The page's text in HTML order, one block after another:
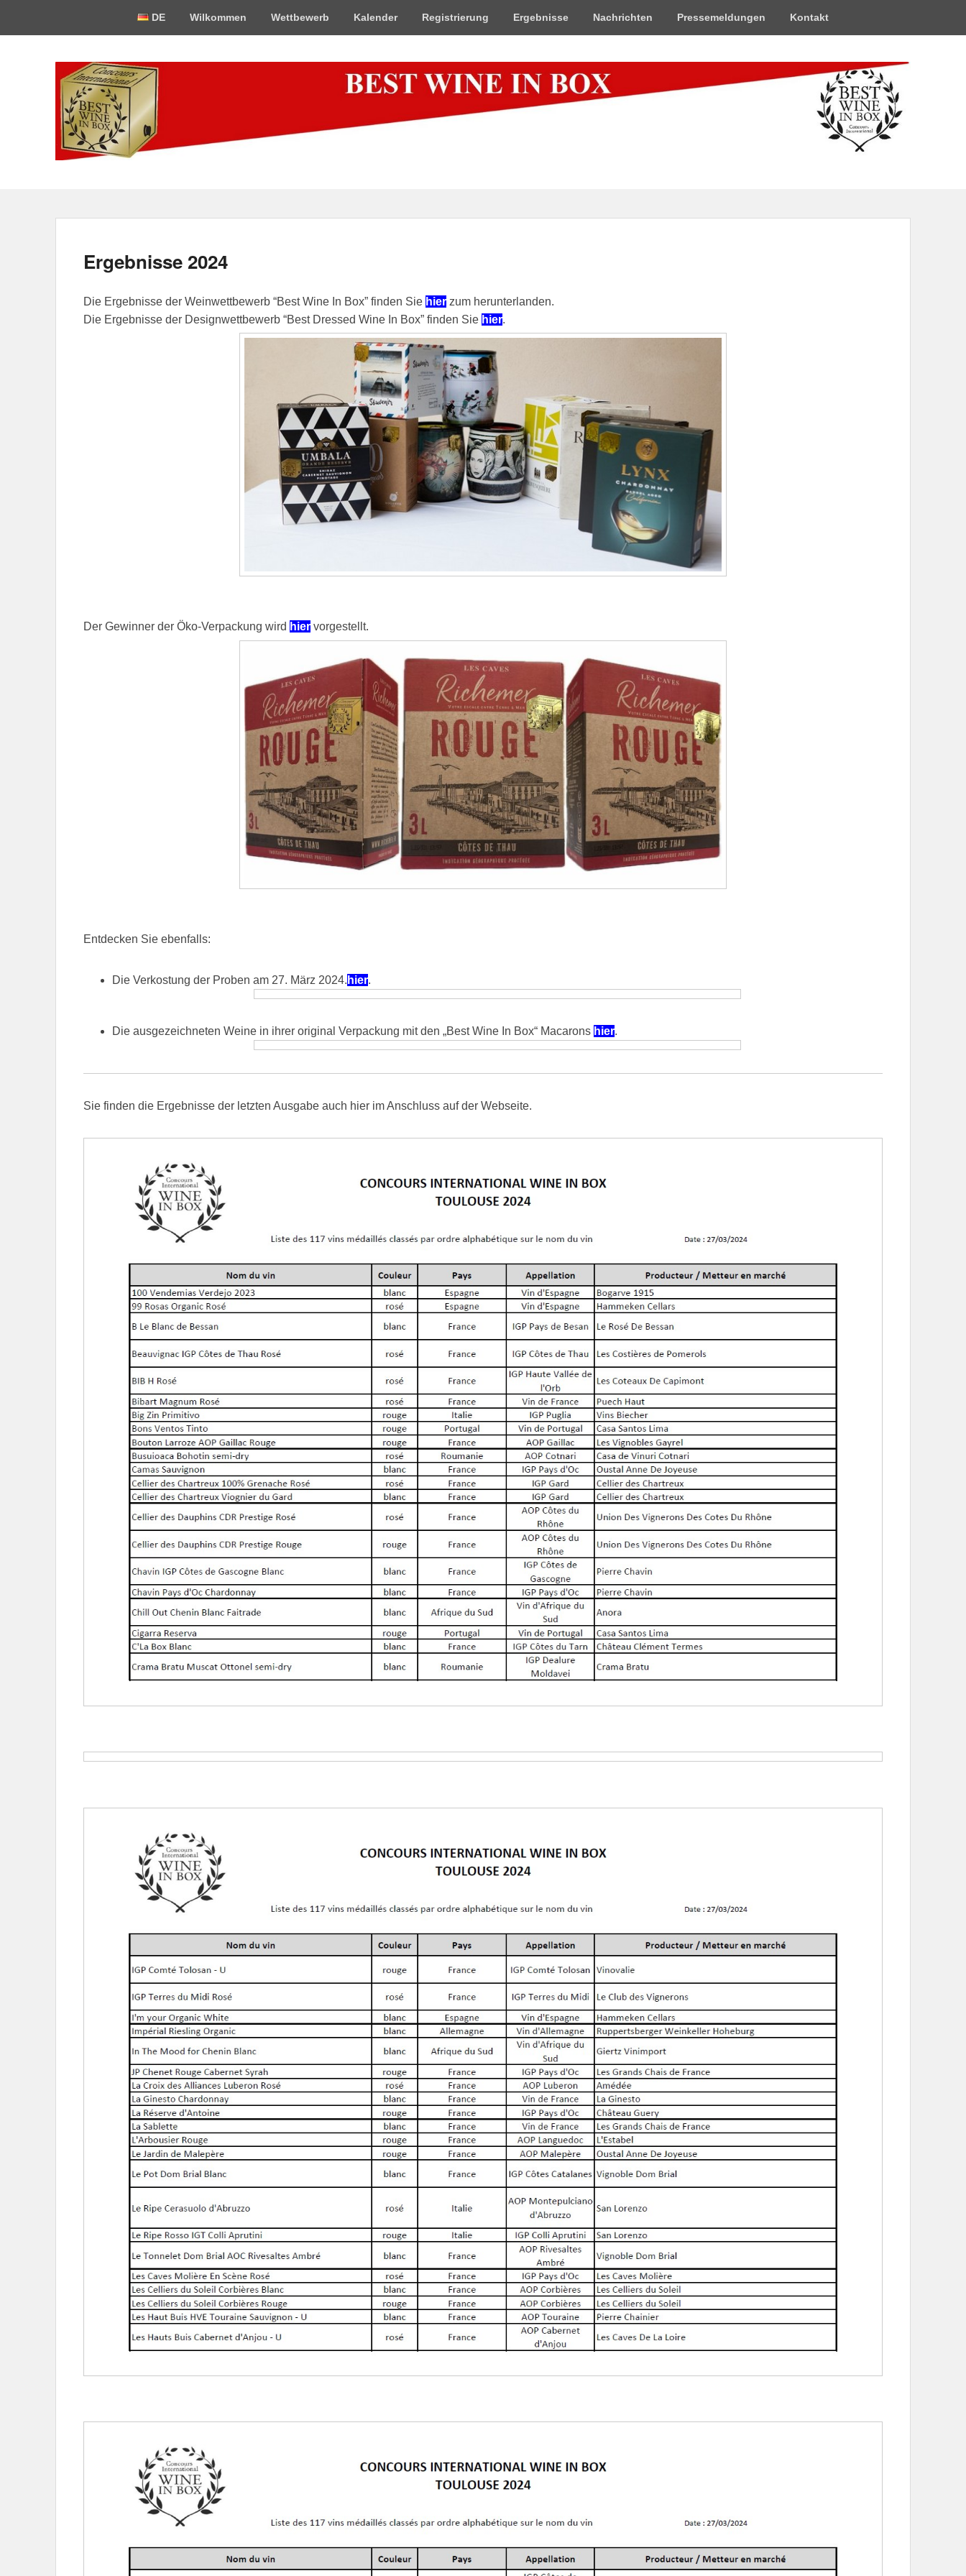
DE Wilkommen Wettbewerb Kalender Registrierung Ergebnisse Nachrichten Pressemeldungen Kontakt
Best-Wine-In-Box
Concours International Best-Wine-In-Box
Ergebnisse 2024
Die Ergebnisse der Weinwettbewerb “Best Wine In Box” finden Sie hier zum herunterlanden.
Die Ergebnisse der Designwettbewerb “Best Dressed Wine In Box” finden Sie hier.
Der Gewinner der Öko-Verpackung wird hier vorgestellt.
Entdecken Sie ebenfalls:
Die Verkostung der Proben am 27. März 2024. hier.
Die ausgezeichneten Weine in ihrer original Verpackung mit den „Best Wine In Box“ Macarons hier.
Sie finden die Ergebnisse der letzten Ausgabe auch hier im Anschluss auf der Webseite.